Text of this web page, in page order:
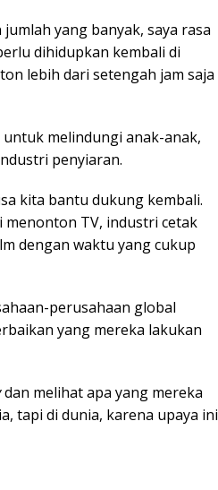
yang banyak, saya rasa
dihidupkan kembali di
lebih dari setengah jam saja
melindungi anak-anak,
penyiaran.
kita bantu dukung kembali.
TV, industri cetak
dengan waktu yang cukup
perusahaan global
yang mereka lakukan
dan melihat apa yang mereka
tapi di dunia, karena upaya ini